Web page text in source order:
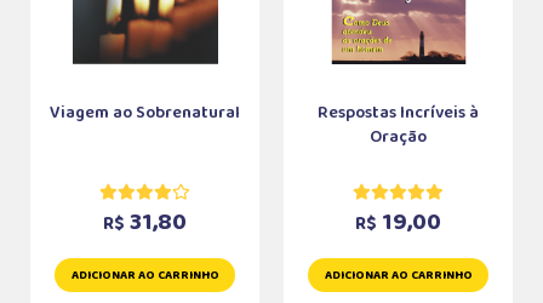
Viagem ao Sobrenatural
R$ 31,80
ADICIONAR AO CARRINHO
Respostas Incríveis à
Oração
R$ 19,00
ADICIONAR AO CARRINHO